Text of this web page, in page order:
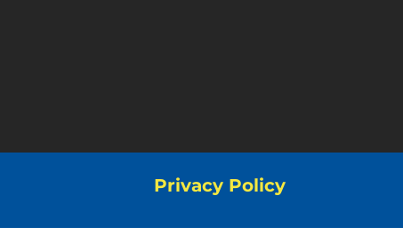
Privacy Policy